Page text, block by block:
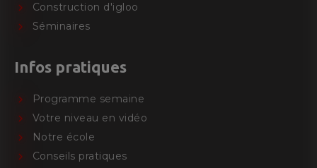
Construction d'igloo
Séminaires
Infos pratiques
Programme semaine
Votre niveau en vidéo
Notre école
Conseils pratiques